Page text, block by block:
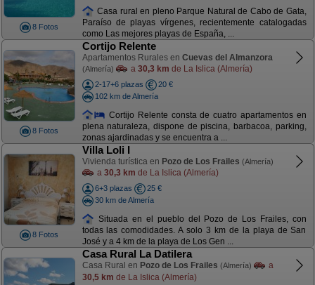
8 Fotos
Casa rural en pleno Parque Natural de Cabo de Gata,
Paraíso de playas vírgenes, recientemente catalogadas
como Las mejores playas de España, ...
8 Fotos
Cortijo Relente
Apartamentos Rurales en Cuevas del Almanzora
(Almería) a 30,3 km de La Islica (Almería)
2-17+6 plazas
20 €
102 km de Almería
Cortijo Relente consta de cuatro apartamentos en
plena naturaleza, dispone de piscina, barbacoa, parking,
zonas ajardinadas y se encuentra a ...
8 Fotos
Villa Loli I
Vivienda turística en Pozo de Los Frailes (Almería)
a 30,3 km de La Islica (Almería)
6+3 plazas
25 €
30 km de Almería
Situada en el pueblo del Pozo de Los Frailes, con
todas las comodidades. A solo 3 km de la playa de San
José y a 4 km de la playa de Los Gen ...
Casa Rural La Datilera
Casa Rural en Pozo de Los Frailes (Almería)
a
30,5 km de La Islica (Almería)